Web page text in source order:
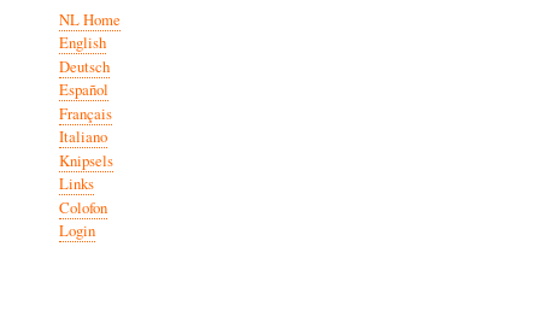
NL Home
English
Deutsch
Español
Français
Italiano
Knipsels
Links
Colofon
Login